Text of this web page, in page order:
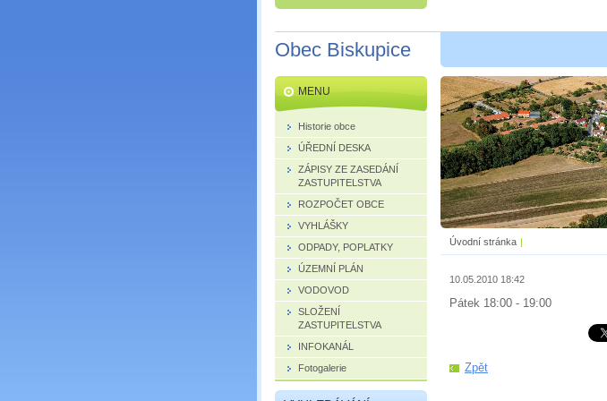
Obec Biskupice
Úvodní stránka |
10.05.2010 18:42
Pátek 18:00 - 19:00
Zpět
MENU
Historie obce
ÚŘEDNÍ DESKA
ZÁPISY ZE ZASEDÁNÍ
ZASTUPITELSTVA
ROZPOČET OBCE
VYHLÁŠKY
ODPADY, POPLATKY
ÚZEMNÍ PLÁN
VODOVOD
SLOŽENÍ
ZASTUPITELSTVA
INFOKANÁL
Fotogalerie